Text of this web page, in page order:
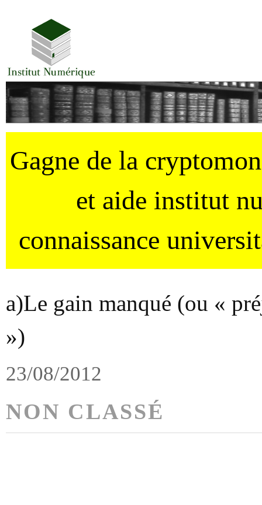
Gagne de la
et aide institut
connaissance
a)Le gain manqué (ou «
»)
23/08/2012
NON CLASSÉ